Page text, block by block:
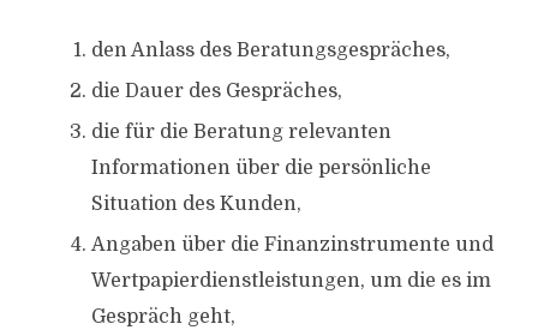
den Anlass des Beratungsgespräches,
die Dauer des Gespräches,
die für die Beratung relevanten
Informationen über die persönliche
Situation des Kunden,
Angaben über die Finanzinstrumente und
Wertpapierdienstleistungen, um die es im
Gespräch geht,